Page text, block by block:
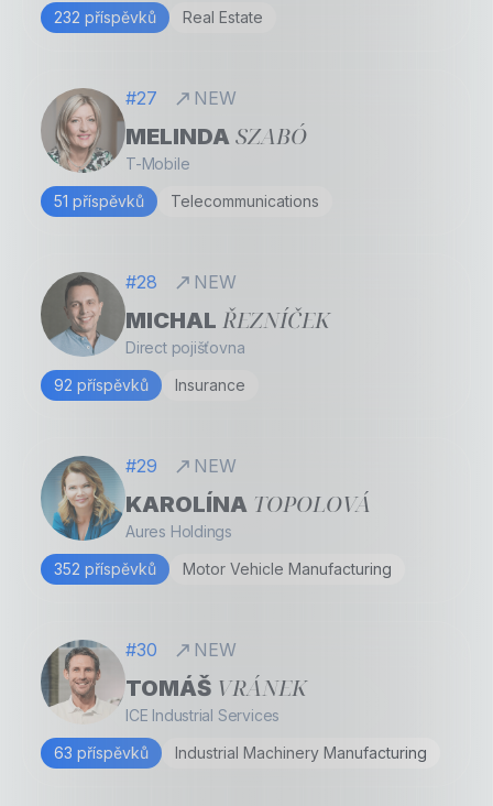
232 příspěvků
Real Estate
#27 NEW
MELINDA SZABÓ
T-Mobile
51 příspěvků
Telecommunications
#28 NEW
MICHAL ŘEZNÍČEK
Direct pojišťovna
92 příspěvků
Insurance
#29 NEW
KAROLÍNA TOPOLOVÁ
Aures Holdings
352 příspěvků
Motor Vehicle Manufacturing
#30 NEW
TOMÁŠ VRÁNEK
ICE Industrial Services
63 příspěvků
Industrial Machinery Manufacturing